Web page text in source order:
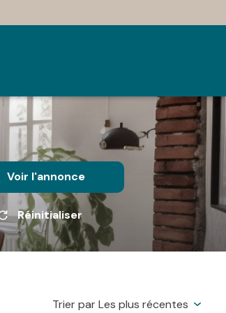
Voir l'annonce
Réinitialiser
Trier par Les plus récentes